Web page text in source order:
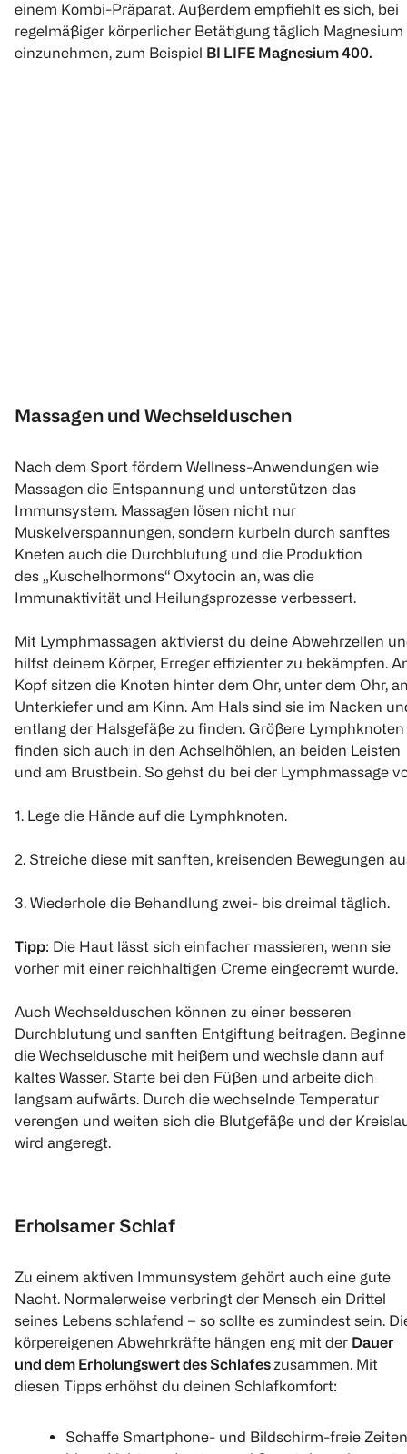
einem Kombi-Präparat. Außerdem empfiehlt es sich, bei
regelmäßiger körperlicher Betätigung täglich Magnesium
einzunehmen, zum Beispiel BI LIFE Magnesium 400.
Massagen und Wechselduschen
Nach dem Sport fördern Wellness-Anwendungen wie
Massagen die Entspannung und unterstützen das
Immunsystem. Massagen lösen nicht nur
Muskelverspannungen, sondern kurbeln durch sanftes
Kneten auch die Durchblutung und die Produktion
des „Kuschelhormons“ Oxytocin an, was die
Immunaktivität und Heilungsprozesse verbessert.
Mit Lymphmassagen aktivierst du deine Abwehrzellen
hilfst deinem Körper, Erreger effizienter zu bekämpfen.
Kopf sitzen die Knoten hinter dem Ohr, unter dem Ohr,
Unterkiefer und am Kinn. Am Hals sind sie im Nacken
entlang der Halsgefäße zu finden. Größere Lymphknoten
finden sich auch in den Achselhöhlen, an beiden Leisten
und am Brustbein. So gehst du bei der Lymphmassage
1. Lege die Hände auf die Lymphknoten.
2. Streiche diese mit sanften, kreisenden Bewegungen
3. Wiederhole die Behandlung zwei- bis dreimal täglich.
Tipp: Die Haut lässt sich einfacher massieren, wenn sie
vorher mit einer reichhaltigen Creme eingecremt wurde.
Auch Wechselduschen können zu einer besseren
Durchblutung und sanften Entgiftung beitragen. Beginne
die Wechseldusche mit heißem und wechsle dann auf
kaltes Wasser. Starte bei den Füßen und arbeite dich
langsam aufwärts. Durch die wechselnde Temperatur
verengen und weiten sich die Blutgefäße und der
wird angeregt.
Erholsamer Schlaf
Zu einem aktiven Immunsystem gehört auch eine gute
Nacht. Normalerweise verbringt der Mensch ein Drittel
seines Lebens schlafend – so sollte es zumindest sein.
körpereigenen Abwehrkräfte hängen eng mit der Dauer
und dem Erholungswert des Schlafes zusammen. Mit
diesen Tipps erhöhst du deinen Schlafkomfort:
Schaffe Smartphone- und Bildschirm-freie